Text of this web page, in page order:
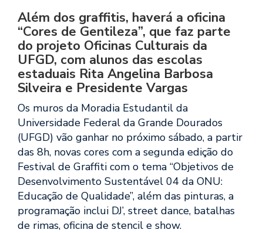
Além dos graffitis, haverá a oficina
“Cores de Gentileza”, que faz parte
do projeto Oficinas Culturais da
UFGD, com alunos das escolas
estaduais Rita Angelina Barbosa
Silveira e Presidente Vargas
Os muros da Moradia Estudantil da
Universidade Federal da Grande Dourados
(UFGD) vão ganhar no próximo sábado, a partir
das 8h, novas cores com a segunda edição do
Festival de Graffiti com o tema “Objetivos de
Desenvolvimento Sustentável 04 da ONU:
Educação de Qualidade”, além das pinturas, a
programação inclui DJ’, street dance, batalhas
de rimas, oficina de stencil e show.